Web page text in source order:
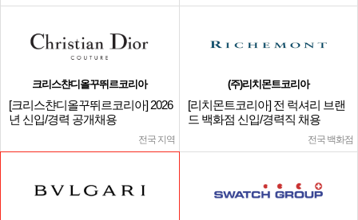
크리스챤디올꾸뛰르코리아
[크리스챤디올꾸뛰르코리아] 2026
년 신입/경력 공개채용
전국 지역
(주)리치몬트코리아
[리치몬트코리아] 전 럭셔리 브랜
드 백화점 신입/경력직 채용
전국 백화점